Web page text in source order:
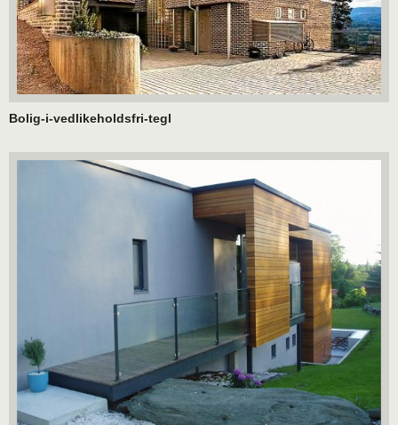
Bolig-i-vedlikeholdsfri-tegl